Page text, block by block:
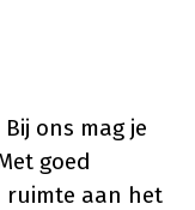
ons mag je
goed
ruimte aan het